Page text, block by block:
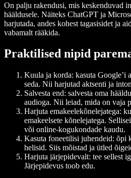
On palju rakendusi, mis keskenduvad
hääldusele. Näiteks ChatGPT ja
harjutada, andes kohest tagasisidet ja
vabamalt rääkida.
Praktilised nipid
Kuula ja korda: kasuta Google’i
seda. Nii harjutad aktsenti ja
Salvesta end: salvesta oma
audioga. Nii leiad, mida on vaja
Harjuta emakeelekõnelejatega:
emakeelsete kõnelejatega.
või online-kogukondade kaudu.
Kasuta foneetilisi juhendeid: õpi
helisid. Siis mõistad ja ütled
Harjuta järjepidevalt: tee sellest
Järjepidevus toob edu.